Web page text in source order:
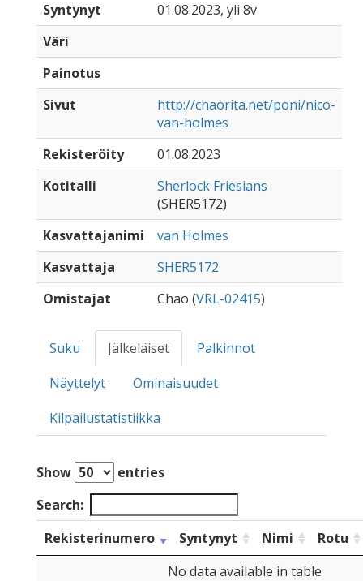
Syntynyt
01.08.2023, yli 8v
Väri
Painotus
Sivut
http://chaorita.net/poni/nico-
van-holmes
Rekisteröity
01.08.2023
Kotitalli
Sherlock Friesians
(SHER5172)
Kasvattajanimi
van Holmes
Kasvattaja
SHER5172
Omistajat
Chao (VRL-02415)
Suku Jälkeläiset
Palkinnot
Näyttelyt
Ominaisuudet
Kilpailustatistiikka
Show
entries
Search:
Rekisterinumero
Syntynyt Nimi
Rotu
No data available in table